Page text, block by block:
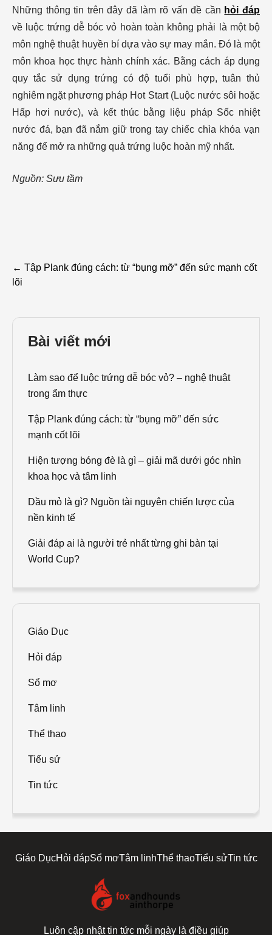
Những thông tin trên đây đã làm rõ vấn đề cần hỏi đáp
về luộc trứng dễ bóc vỏ hoàn toàn không phải là một bộ
môn nghệ thuật huyền bí dựa vào sự may mắn. Đó là một
môn khoa học thực hành chính xác. Bằng cách áp dụng
quy tắc sử dụng trứng có độ tuổi phù hợp, tuân thủ
nghiêm ngặt phương pháp Hot Start (Luộc nước sôi hoặc
Hấp hơi nước), và kết thúc bằng liệu pháp Sốc nhiệt
nước đá, bạn đã nắm giữ trong tay chiếc chìa khóa vạn
năng để mở ra những quả trứng luộc hoàn mỹ nhất.
Nguồn: Sưu tầm
Post
navigation
← Tập Plank đúng cách: từ “bụng mỡ” đến sức mạnh cốt
lõi
Bài viết mới
Làm sao để luộc trứng dễ bóc vỏ? – nghệ thuật
trong ẩm thực
Tập Plank đúng cách: từ “bụng mỡ” đến sức
mạnh cốt lõi
Hiện tượng bóng đè là gì – giải mã dưới góc nhìn
khoa học và tâm linh
Dầu mỏ là gì? Nguồn tài nguyên chiến lược của
nền kinh tế
Giải đáp ai là người trẻ nhất từng ghi bàn tại
World Cup?
Giáo Dục
Hỏi đáp
Sổ mơ
Tâm linh
Thể thao
Tiểu sử
Tin tức
Giáo DụcHỏi đápSổ mơTâm linhThể thaoTiểu sửTin tức
Luôn cập nhật tin tức mỗi ngày là điều giúp